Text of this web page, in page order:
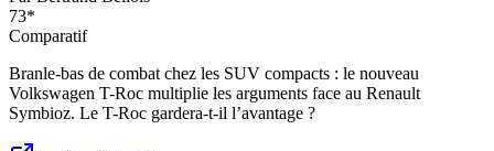
73*
Comparatif
Branle-bas de combat chez les SUV compacts : le nouveau
Volkswagen T-Roc multiplie les arguments face au Renault
Symbioz. Le T-Roc gardera-t-il l’avantage ?